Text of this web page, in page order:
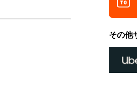
その他